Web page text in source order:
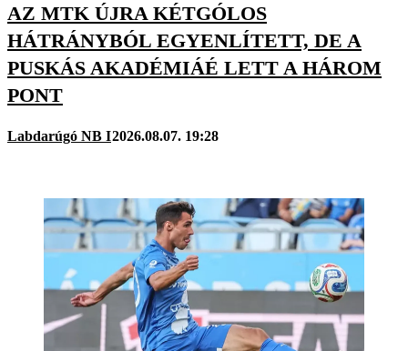
AZ MTK ÚJRA KÉTGÓLOS
HÁTRÁNYBÓL EGYENLÍTETT, DE A
PUSKÁS AKADÉMIÁÉ LETT A HÁROM
PONT
Labdarúgó NB I2026.08.07. 19:28